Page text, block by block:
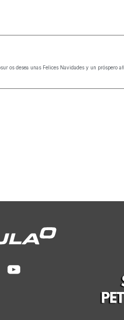
os desea unas Felices Navidades y un próspero